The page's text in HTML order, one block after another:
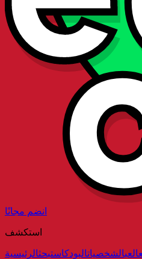
انضم مجانًا
استكشف
العبالشخصياتالبودكاستبحثالرئيسية